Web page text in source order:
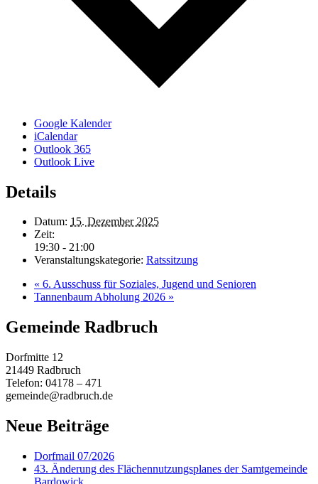
Google Kalender
iCalendar
Outlook 365
Outlook Live
Details
Datum: 15. Dezember 2025
Zeit:
19:30 - 21:00
Veranstaltungskategorie: Ratssitzung
« 6. Ausschuss für Soziales, Jugend und Senioren
Tannenbaum Abholung 2026 »
Gemeinde Radbruch
Dorfmitte 12
21449 Radbruch
Telefon: 04178 – 471
gemeinde@radbruch.de
Neue Beiträge
Dorfmail 07/2026
43. Änderung des Flächennutzungsplanes der Samtgemeinde
Bardowick